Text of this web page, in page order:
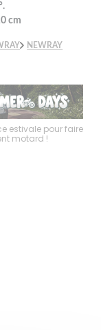
cm
NEWRAY
estivale pour faire
motard !